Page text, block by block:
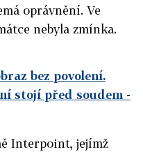
oprávnění. Ve
nebyla zmínka.
bez povolení.
stojí před soudem -
Interpoint, jejímž